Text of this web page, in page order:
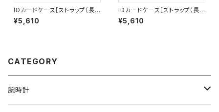
IDカードケース［ストラップ（長）
付き］（名刺サイズ）ウォールナッ
ト［ID-2W］
¥5,610
IDカードケース［ストラップ（長）
付き］（名刺サイズ）イエローハ
ート［ID-2Y］
¥5,610
CATEGORY
腕時計